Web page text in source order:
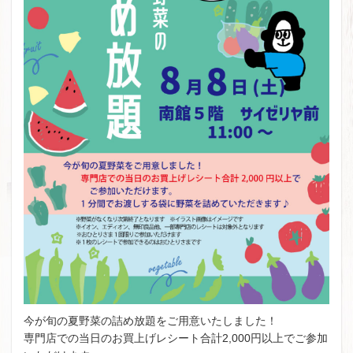
今が旬の夏野菜の詰め放題をご用意いたしました！
専門店での当日のお買上げレシート合計2,000円以上でご参加